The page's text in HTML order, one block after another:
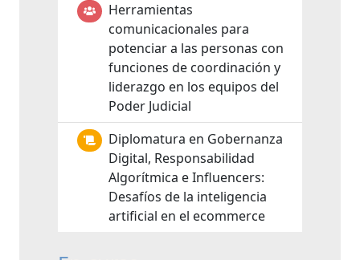
Herramientas
comunicacionales para
potenciar a las personas con
funciones de coordinación y
liderazgo en los equipos del
Poder Judicial
Diplomatura en Gobernanza
Digital, Responsabilidad
Algorítmica e Influencers:
Desafíos de la inteligencia
artificial en el ecommerce